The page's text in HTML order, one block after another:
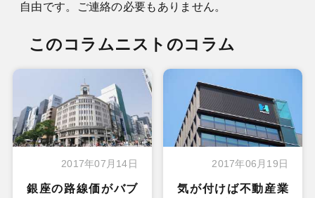
自由です。ご連絡の必要もありません。
このコラムニストのコラム
2017年07月14日
銀座の路線価がバブ
2017年06月19日
気が付けば不動産業